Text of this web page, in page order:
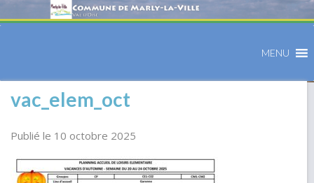
MENU
vac_elem_oct
Publié le 10 octobre 2025